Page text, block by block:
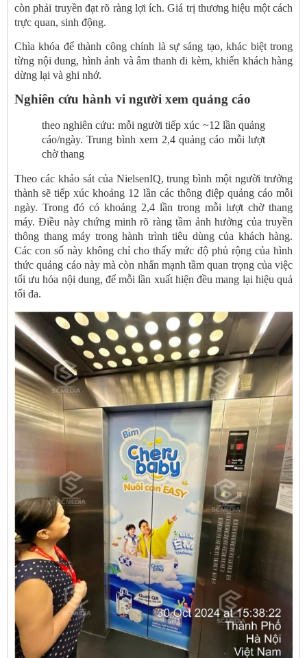
còn phải truyền đạt rõ ràng lợi ích. Giá trị thương hiệu một cách
trực quan, sinh động.
Chìa khóa để thành công chính là sự sáng tạo, khác biệt trong
từng nội dung, hình ảnh và âm thanh đi kèm, khiến khách hàng
dừng lại và ghi nhớ.
Nghiên cứu hành vi người xem quảng cáo
theo nghiên cứu: mỗi người tiếp xúc ~12 lần quảng
cáo/ngày. Trung bình xem 2,4 quảng cáo mỗi lượt
chờ thang
Theo các khảo sát của NielsenIQ, trung bình một người trưởng
thành sẽ tiếp xúc khoảng 12 lần các thông điệp quảng cáo mỗi
ngày. Trong đó có khoảng 2,4 lần trong mỗi lượt chờ thang
máy. Điều này chứng minh rõ ràng tầm ảnh hưởng của truyền
thông thang máy trong hành trình tiêu dùng của khách hàng.
Các con số này không chỉ cho thấy mức độ phủ rộng của hình
thức quảng cáo này mà còn nhấn mạnh tầm quan trọng của việc
tối ưu hóa nội dung, để mỗi lần xuất hiện đều mang lại hiệu quả
tối đa.